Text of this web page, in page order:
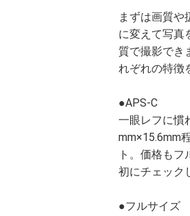
まずは画質や
に変えて写真
質で撮影でき
れぞれの特徴
●APS-C
一眼レフに慣
mm×15.6mm
ト。価格も
初にチェック
●フルサイズ